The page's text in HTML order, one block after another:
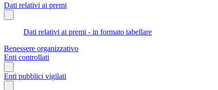
Dati relativi ai premi
Dati relativi ai premi - in formato tabellare
Benessere organizzativo
Enti controllati
Enti pubblici vigilati